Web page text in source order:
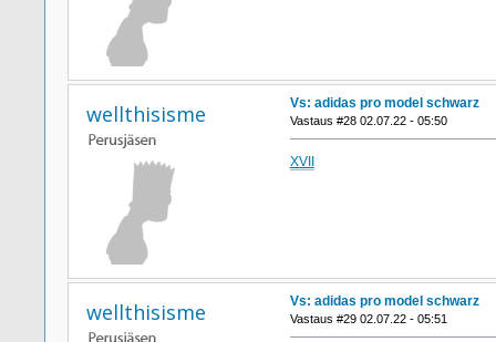
wellthisisme Vs: adidas pro model schwarz
Vastaus #28 02.07.22 - 05:50
XVII
wellthisisme Vs: adidas pro model schwarz
Vastaus #29 02.07.22 - 05:51